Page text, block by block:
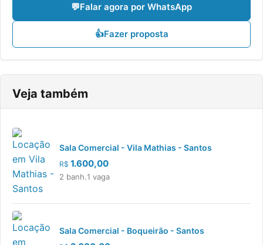
💬Falar agora por WhatsApp
👍Fazer proposta
Veja também
Sala Comercial - Vila Mathias - Santos
R$ 1.600,00
2 banh.1 vaga
Sala Comercial - Boqueirão - Santos